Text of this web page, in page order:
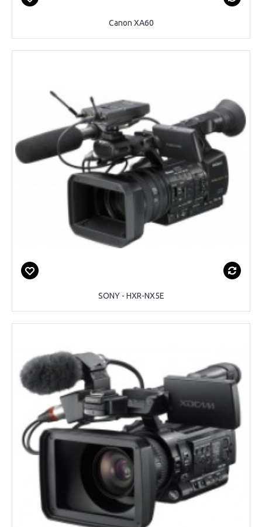
Canon XA60
SONY - HXR-NX5E